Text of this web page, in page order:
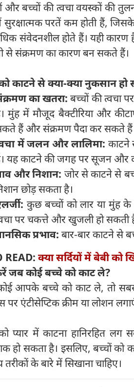
बच्चों की त्वचा वयस्कों की
सुरक्षात्मक परतें कम होती हैं,
संवेदनशील होते हैं। यही कारण
से संक्रमण का कारण बन सकते हैं।
काटने से क्या-क्या नुकसान
का खतरा: बच्चों की त्वचा
मुंह में मौजूद बैक्टीरिया और
हैं और संक्रमण पैदा कर सकते
में जलन और लालिमा: काटने
यह काटने की जगह पर सूजन और
और निशान: जोर से काटने से
छोड़ सकता है।
कुछ बच्चों को लार या मुंह के
पर चकत्ते और खुजली हो सकती
प्रभाव: बार-बार काटने से
READ: क्या सर्दियों में बेबी
जब कोई बच्चे को काट ले?
आपके बच्चे को काट ले, तो
पर एंटीसेप्टिक क्रीम या लोशन
प्यार में काटना हानिरहित
हो सकता है। इसलिए, बच्चों को
के बारे में सिखाना चाहिए।